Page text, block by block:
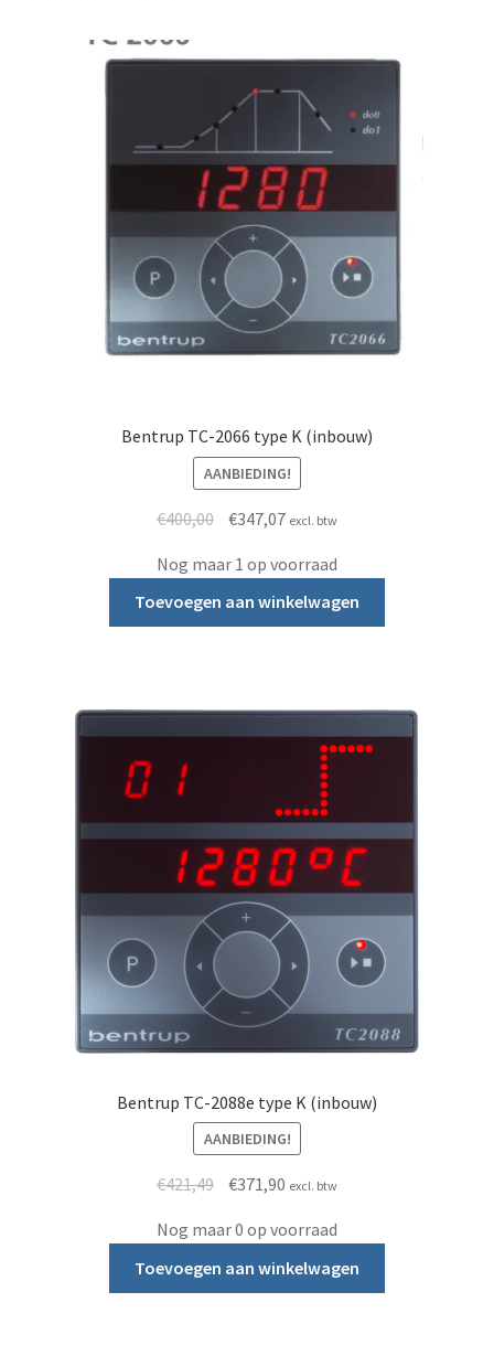
Informatie
Bentrup TC-2066 type K (inbouw)
AANBIEDING!
€400,00 Oorspronkelijke prijs was: €400,00.
€347,07Huidige prijs is: €347,07.
excl. btw
Nog maar 1 op voorraad
Toevoegen aan winkelwagen
Bentrup TC-2088e type K (inbouw)
AANBIEDING!
€421,49 Oorspronkelijke prijs was: €421,49.
€371,90Huidige prijs is: €371,90.
excl. btw
Nog maar 0 op voorraad
Toevoegen aan winkelwagen